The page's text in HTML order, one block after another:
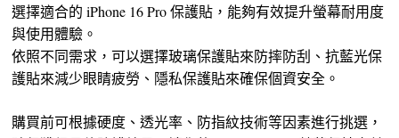
選擇適合的 iPhone 16 Pro 保護貼，能夠有效提升螢幕耐用度
與使用體驗。
依照不同需求，可以選擇玻璃保護貼來防摔防刮、抗藍光保
護貼來減少眼睛疲勞、隱私保護貼來確保個資安全。
購買前可根據硬度、透光率、防指紋技術等因素進行挑選，